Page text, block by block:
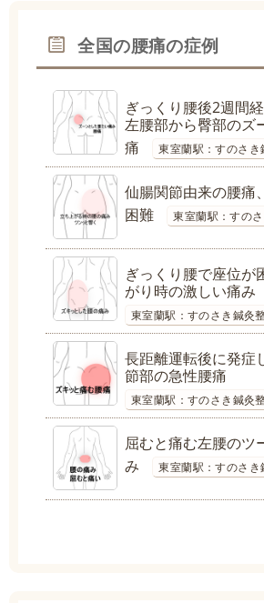
全国の腰痛の症例
ぎっくり腰後2週間
左腰部から臀部のズ
痛
東室蘭駅：すのさき
仙腸関節由来の腰痛
困難
東室蘭駅：すの
ぎっくり腰で座位が
がり時の激しい痛み
東室蘭駅：すのさき鍼灸
長距離運転後に発症
節部の急性腰痛
東室蘭駅：すのさき鍼灸
屈むと痛む左腰のツ
み
東室蘭駅：すのさき